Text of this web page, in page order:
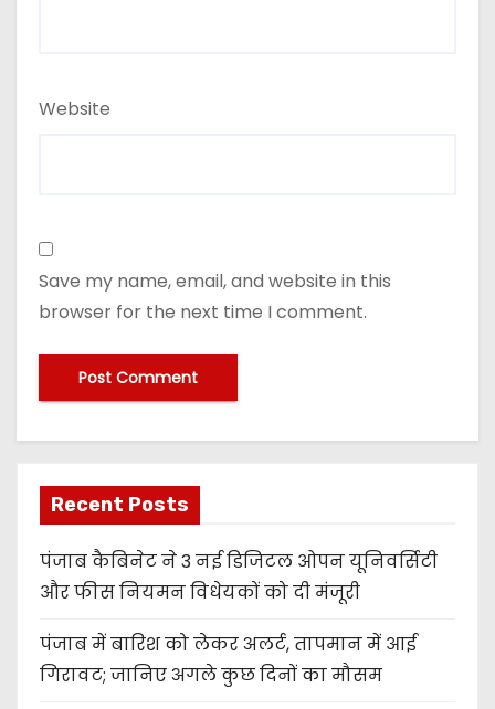
Website
Save my name, email, and website in this
browser for the next time I comment.
Recent Posts
पंजाब कैबिनेट ने 3 नई डिजिटल ओपन यूनिवर्सिटी
और फीस नियमन विधेयकों को दी मंजूरी
पंजाब में बारिश को लेकर अलर्ट, तापमान में आई
गिरावट; जानिए अगले कुछ दिनों का मौसम